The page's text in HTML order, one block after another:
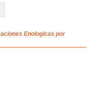
Enologicas por